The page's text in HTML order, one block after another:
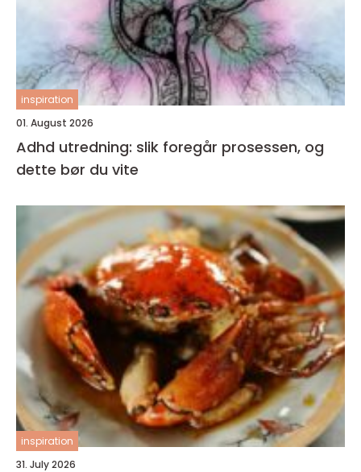
inspiration
01. August 2026
Adhd utredning: slik foregår prosessen, og
dette bør du vite
inspiration
31. July 2026